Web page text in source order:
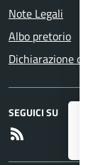
Note Legali
Albo pretorio
Dichiarazione di
SEGUICI SU